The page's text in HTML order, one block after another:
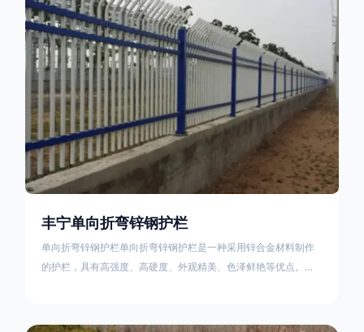
丰宁单向折弯锌钢护栏
单向折弯锌钢护栏单向折弯锌钢护栏是一种采用锌合金材料制作
的护栏，具有高强度、高硬度、外观精美、色泽鲜艳等优点。该
再加上防盗垫圈，这样能够避免护栏被人轻易拆卸；适合于大批